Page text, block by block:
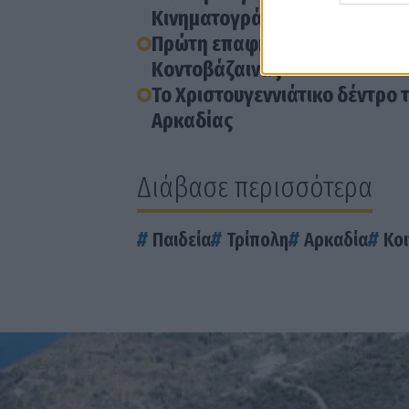
Κινηματογράφου
Πρώτη επαφή με την
Κοντοβάζαινας
Το Χριστουγεννιάτικο
Αρκαδίας
Διάβασε περισσότερα
Παιδεία Τρίπολη Αρκαδία